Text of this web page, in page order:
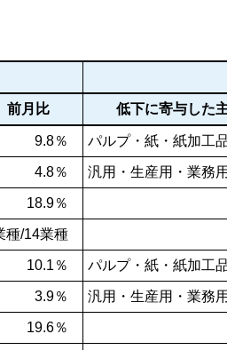
前月比 低下に寄与した
9.8％ パルプ・紙・紙加工
4.8％ 汎用・生産用・業務
18.9％
種/14業種
10.1％ パルプ・紙・紙加工
3.9％ 汎用・生産用・業務
19.6％